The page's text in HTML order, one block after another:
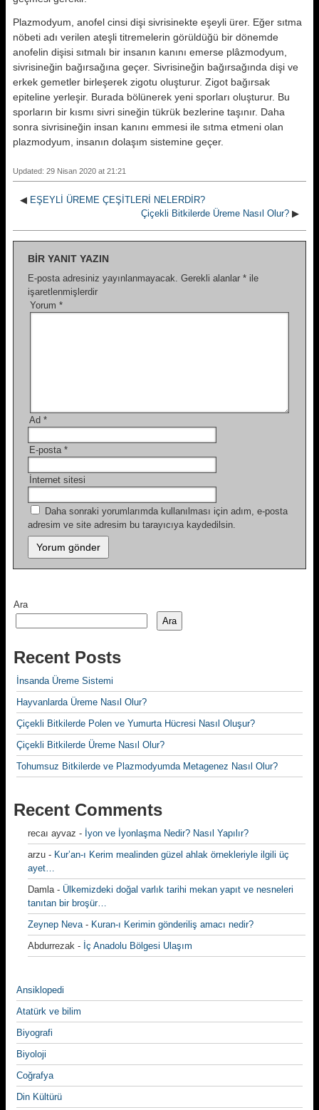
Plazmodyum, anofel cinsi dişi sivrisinekte eşeyli ürer. Eğer sıtma
nöbeti adı verilen ateşli titremelerin görüldüğü bir dönemde
anofelin dişisi sıtmalı bir insanın kanını emerse plâzmodyum,
sivrisineğin bağırsağına geçer. Sivrisineğin bağırsağında dişi ve
erkek gemetler birleşerek zigotu oluşturur. Zigot bağırsak
epiteline yerleşir. Burada bölünerek yeni sporları oluşturur. Bu
sporların bir kısmı sivri sineğin tükrük bezlerine taşınır. Daha
sonra sivrisineğin insan kanını emmesi ile sıtma etmeni olan
plazmodyum, insanın dolaşım sistemine geçer.
Updated: 29 Nisan 2020 at 21:21
◀ EŞEYLİ ÜREME ÇEŞİTLERİ NELERDİR?
Çiçekli Bitkilerde Üreme Nasıl Olur? ▶
BIR YANIT YAZIN
E-posta adresiniz yayınlanmayacak. Gerekli alanlar * ile
işaretlenmişlerdir
Yorum *
Ad *
E-posta *
İnternet sitesi
Daha sonraki yorumlarımda kullanılması için adım, e-posta
adresim ve site adresim bu tarayıcıya kaydedilsin.
Ara
Ara
Recent Posts
İnsanda Üreme Sistemi
Hayvanlarda Üreme Nasıl Olur?
Çiçekli Bitkilerde Polen ve Yumurta Hücresi Nasıl Oluşur?
Çiçekli Bitkilerde Üreme Nasıl Olur?
Tohumsuz Bitkilerde ve Plazmodyumda Metagenez Nasıl Olur?
Recent Comments
recaı ayvaz - İyon ve İyonlaşma Nedir? Nasıl Yapılır?
arzu - Kur’an-ı Kerim mealinden güzel ahlak örnekleriyle ilgili üç
ayet…
Damla- Ülkemizdeki doğal varlık tarihi mekan yapıt ve nesneleri
tanıtan bir broşür…
Zeynep Neva- Kuran-ı Kerimin gönderiliş amacı nedir?
Abdurrezak - İç Anadolu Bölgesi Ulaşım
Ansiklopedi
Atatürk ve bilim
Biyografi
Biyoloji
Coğrafya
Din Kültürü